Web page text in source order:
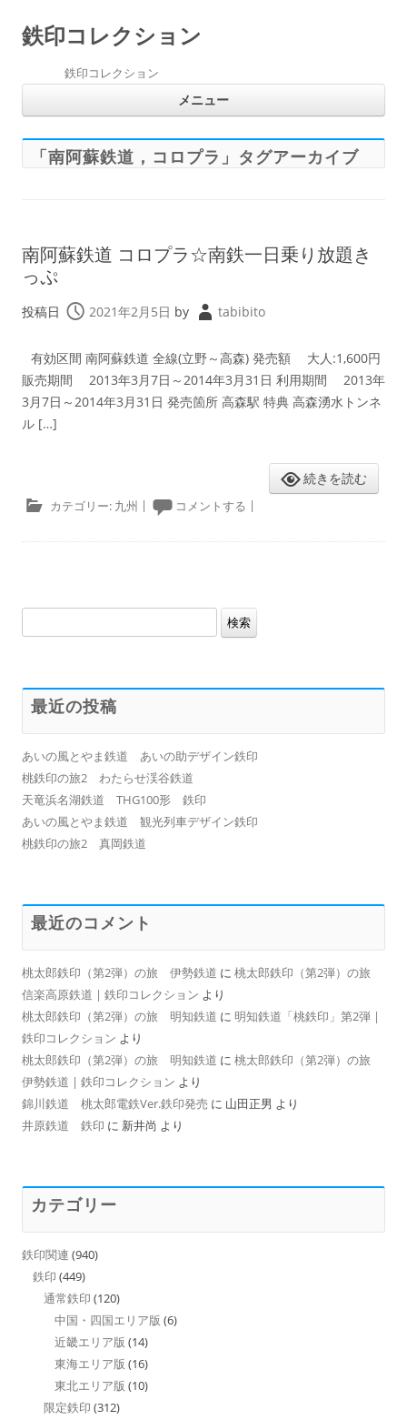
鉄印コレクション
鉄印コレクション
メニュー
「南阿蘇鉄道，コロプラ 」タグアーカイブ
南阿蘇鉄道 コロプラ☆南鉄一日乗り放題き
っぷ
投稿日 2021年2月5日 by tabibito
有効区間 南阿蘇鉄道 全線(立野～高森) 発売額 大人:1,600円
販売期間 2013年3月7日～2014年3月31日 利用期間 2013年
3月7日～2014年3月31日 発売箇所 高森駅 特典 高森湧水トンネ
ル […]
続きを読む
カテゴリー: 九州 | コメントする |
索:
最近の投稿
あいの風とやま鉄道 あいの助デザイン鉄印
桃鉄印の旅2 わたらせ渓谷鉄道
天竜浜名湖鉄道 THG100形 鉄印
あいの風とやま鉄道 観光列車デザイン鉄印
桃鉄印の旅2 真岡鉄道
最近のコメント
桃太郎鉄印（第2弾）の旅 伊勢鉄道 に 桃太郎鉄印（第2弾）の旅
信楽高原鉄道 | 鉄印コレクション より
桃太郎鉄印（第2弾）の旅 明知鉄道 に 明知鉄道「桃鉄印」第2弾 |
鉄印コレクション より
桃太郎鉄印（第2弾）の旅 明知鉄道 に 桃太郎鉄印（第2弾）の旅
伊勢鉄道 | 鉄印コレクション より
錦川鉄道 桃太郎電鉄Ver.鉄印発売 に 山田正男 より
井原鉄道 鉄印 に 新井尚 より
カテゴリー
鉄印関連 (940)
鉄印 (449)
通常鉄印 (120)
中国・四国エリア版 (6)
近畿エリア版 (14)
東海エリア版 (16)
東北エリア版 (10)
限定鉄印 (312)